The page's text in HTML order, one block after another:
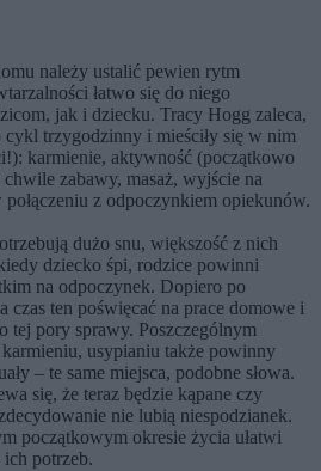
należy ustalić pewien rytm
łatwo się do niego
jak i dziecku. Tracy Hogg zaleca,
trzygodzinny i mieściły się w nim
karmienie, aktywność (początkowo
zabawy, masaż, wyjście na
połączeniu z odpoczynkiem opiekunów.
dużo snu, większość z nich
dziecko śpi, rodzice powinni
na odpoczynek. Dopiero po
czas ten poświęcać na prace domowe i
tej pory sprawy. Poszczególnym
usypianiu także powinny
– te same miejsca, podobne słowa.
się, że teraz będzie kąpane czy
nie lubią niespodzianek.
początkowym okresie życia ułatwi
potrzeb.